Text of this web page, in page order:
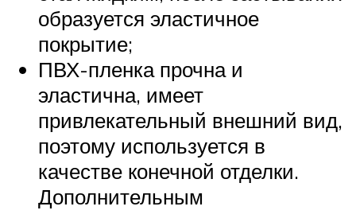
образуется эластичное
покрытие;
ПВХ-пленка прочна и
эластична, имеет
привлекательный внешний вид,
поэтому используется в
качестве конечной отделки.
Дополнительным